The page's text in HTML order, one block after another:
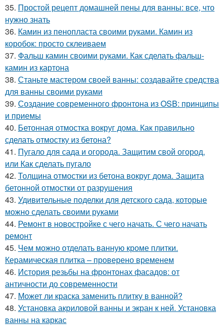
35. Простой рецепт домашней пены для ванны: все, что
нужно знать
36. Камин из пенопласта своими руками. Камин из
коробок: просто склеиваем
37. Фальш камин своими руками. Как сделать фальш-
камин из картона
38. Станьте мастером своей ванны: создавайте средства
для ванны своими руками
39. Создание современного фронтона из OSB: принципы
и приемы
40. Бетонная отмостка вокруг дома. Как правильно
сделать отмостку из бетона?
41. Пугало для сада и огорода. Защитим свой огород,
или Как сделать пугало
42. Толщина отмостки из бетона вокруг дома. Защита
бетонной отмостки от разрушения
43. Удивительные поделки для детского сада, которые
можно сделать своими руками
44. Ремонт в новостройке с чего начать. С чего начать
ремонт
45. Чем можно отделать ванную кроме плитки.
Керамическая плитка – проверено временем
46. История резьбы на фронтонах фасадов: от
античности до современности
47. Может ли краска заменить плитку в ванной?
48. Установка акриловой ванны и экран к ней. Установка
ванны на каркас